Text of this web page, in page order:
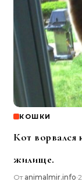
КОШКИ
Кот ворвался
жилище.
От animalmir.info•